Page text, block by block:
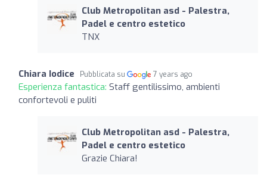
Club Metropolitan asd - Palestra,
Padel e centro estetico
TNX
Chiara Iodice Pubblicata su 7 years ago
Esperienza fantastica: Staff gentilissimo, ambienti
confortevoli e puliti
Club Metropolitan asd - Palestra,
Padel e centro estetico
Grazie Chiara!